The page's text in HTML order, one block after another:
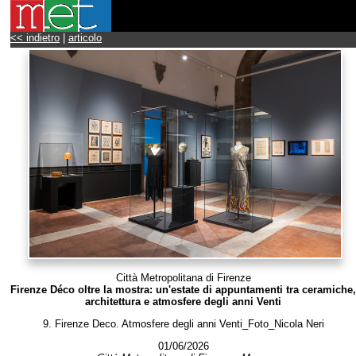
<< indietro articolo
Città Metropolitana di Firenze
Firenze Déco oltre la mostra: un'estate di appuntamenti tra ceramiche,
architettura e atmosfere degli anni Venti
9. Firenze Deco. Atmosfere degli anni Venti_Foto_Nicola Neri
01/06/2026